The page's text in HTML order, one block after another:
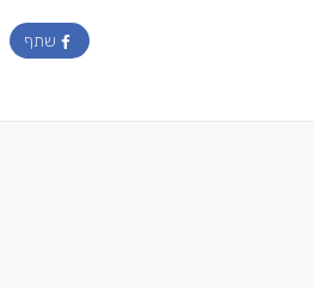
שתף